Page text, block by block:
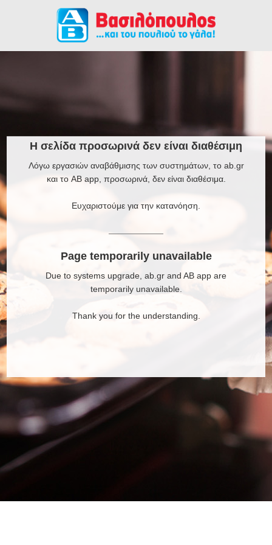
Η σελίδα προσωρινά δεν είναι διαθέσιμη
Λόγω εργασιών αναβάθμισης των συστημάτων, το ab.gr
και το AB app, προσωρινά, δεν είναι διαθέσιμα.
Ευχαριστούμε για την κατανόηση.
Page temporarily unavailable
Due to systems upgrade, ab.gr and AB app are
temporarily unavailable.
Thank you for the understanding.